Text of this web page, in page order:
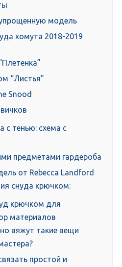
модель
хомута 2018-2019
“Листья”
Snood
с тенью: схема с
предметами гардероба
от Rebecca Landford
снуда крючком:
крючком для
материалов
вяжут такие вещи
простой и